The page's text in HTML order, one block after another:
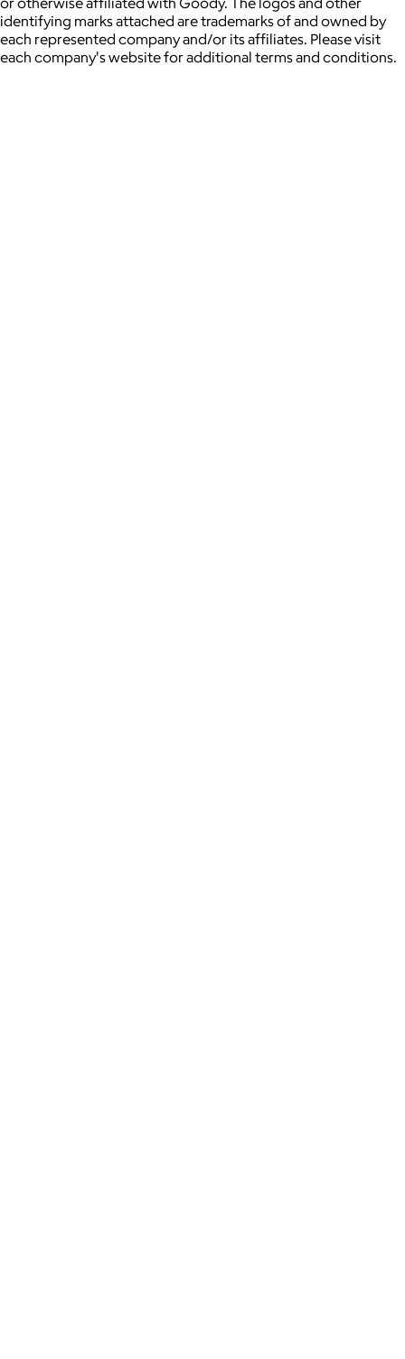
identifying marks attached are trademarks of and owned by
each represented company and/or its affiliates. Please visit
each company's website for additional terms and conditions.